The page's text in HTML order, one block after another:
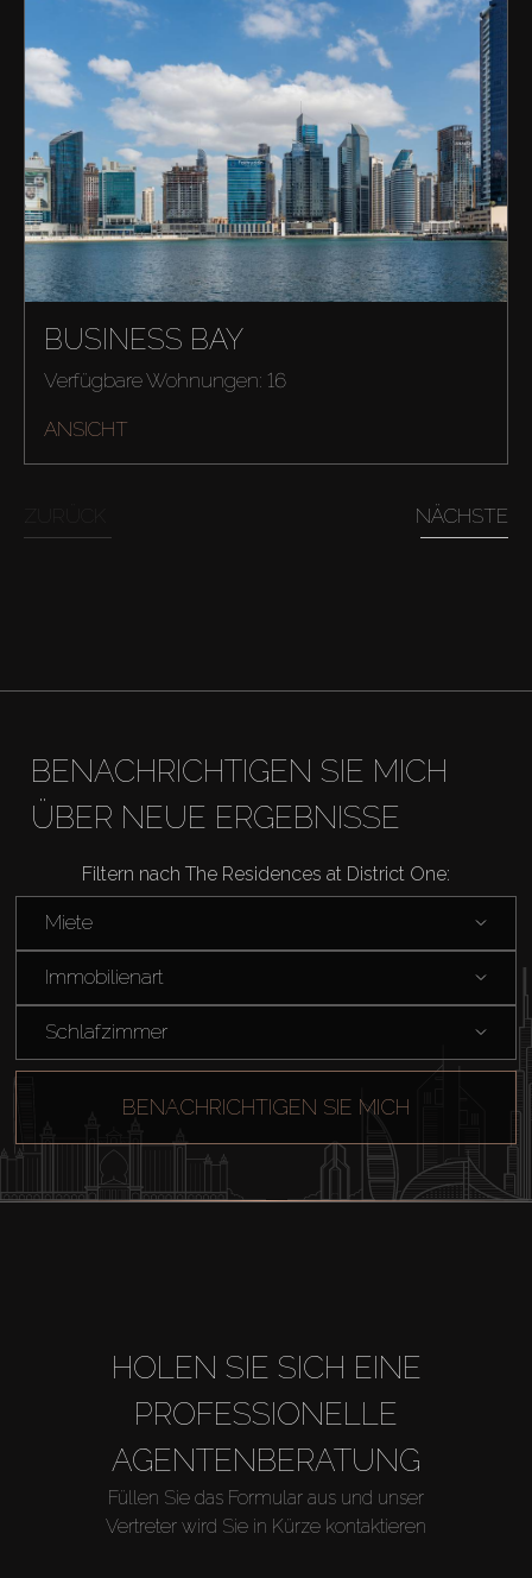
Kaufen
Verkaufen
Off-Plan
Agenten
BUSINESS BAY
Verfügbare Wohnungen: 16
ANSICHT
NÄCHSTE
BENACHRICHTIGEN SIE MICH
ÜBER NEUE ERGEBNISSE
Filtern nach The Residences at District One:
Miete
Immobilienart
Schlafzimmer
BENACHRICHTIGEN SIE MICH
HOLEN SIE SICH EINE
PROFESSIONELLE
AGENTENBERATUNG
Füllen Sie das Formular aus und unser
Vertreter wird Sie in Kürze kontaktieren